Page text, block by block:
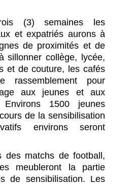
(3) semaines les
et expatriés aurons à
de proximités et de
sillonner collège, lycée,
et de couture, les cafés
pour
aux jeunes et aux
Environs 1500 jeunes
de la sensibilisation
environs seront
des matchs de football,
meubleront la partie
de sensibilisation. Les